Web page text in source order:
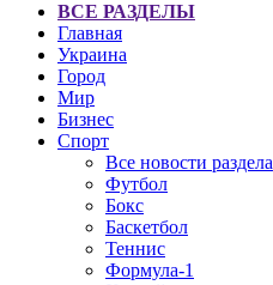
ВСЕ РАЗДЕЛЫ
Главная
Украина
Город
Мир
Бизнес
Спорт
Все новости раздела
Футбол
Бокс
Баскетбол
Теннис
Формула-1